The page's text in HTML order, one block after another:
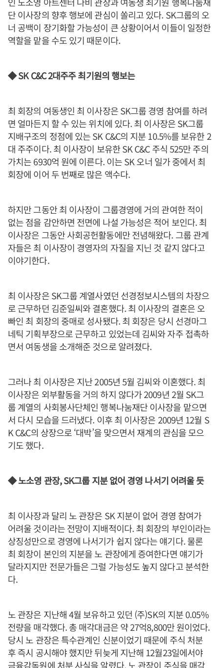
단 이사장의 향후 행보에 관심이 쏠리고 있다. SK그룹의 오
너 공백이 장기화할 가능성이 큰 상황이어서 이들이 일정한
역할을 맡을 수도 있기 때문이다.
◆ SK C&C 2대주주 최기원의 행보는
최 회장의 여동생인 최 이사장은 SK그룹 경영 참여를 하려
면 얼마든지 할 수 있는 위치에 있다. 최 이사장은 SK그룹
지배구조의 정점에 있는 SK C&C의 지분 10.5%를 보유한 2
대 주주이다. 최 이사장이 보유한 SK C&C 주식 525만 주의
가치는 6930억 원에 이른다. 이는 SK 오너 일가 중에서 최
회장에 이어 두 번째로 많은 액수다.
하지만 그동안 최 이사장이 그룹경영에 거의 관여한 적이
없는 점을 감안하면 전면에 나설 가능성은 적어 보인다. 최
이사장은 그동안 사회공헌활동에만 전념해왔다. 그룹 관계
자들은 최 이사장이 경영자의 자질을 지닌 것 같지 않다고
이야기한다.
최 이사장은 SK그룹 계열사였던 선경정보시스템의 차장으
로 근무하던 김준일씨와 결혼했다. 최 이사장의 결혼은 오
빠인 최 회장의 중매로 성사됐다. 최 회장은 당시 선경마그
네틱 기획부장으로 근무하고 있었는데 김씨와 자주 접촉하
면서 여동생을 소개해준 것으로 알려졌다.
그러나 최 이사장은 지난 2005년 5월 김씨와 이혼했다. 최
이사장은 외부활동을 거의 하지 않다가 2009년 2월 SK그
룹 계열의 사회봉사단체인 행복나눔재단 이사장을 맡으면
서 다시 모습을 드러냈다. 이후 최 이사장은 2009년 12월 S
K C&C의 상장으로 ‘대박’을 맞으면서 재계의 관심을 모으
기도 했다.
◆ 노소영 관장, SK그룹 지분 없어 경영 나서기 어려울 듯
최 이사장과 달리 노 관장은 SK 지분이 없어 경영 참여가
어려울 것이라는 전망이 지배적이다. 최 회장의 부인이라는
상징성만으로 경영에 나서기가 쉽지 않다는 얘기다. 물론
최 회장이 본인의 지분을 노 관장에게 증여한다면 얘기가
달라지지만 전문가들은 그럴 가능성도 높지 않다고 분석한
다.
노 관장은 지난해 4월 보유하고 있던 (주)SK의 지분 0.05%
전량을 매각했다. 총 매각대금은 약 27억8,800만 원이었다.
당시 노 관장은 특수관계인 신분이었기 때문에 주식 처분
후 즉시 공시해야 했지만 뒤늦게 지난해 12월23일에서야
금융감독원에 처분 사실을 알렸다. 노 관장이 주식을 매각